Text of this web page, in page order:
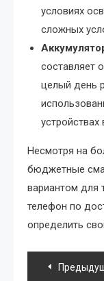
условиях
сложных
составляет
целый день
устройствах
Несмотря на
бюджетные
вариантом для
телефон по
определить